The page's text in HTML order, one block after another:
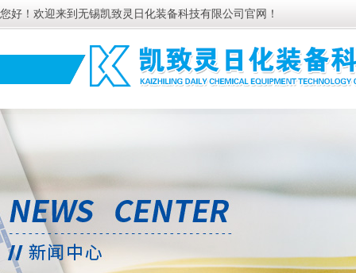
您好！欢迎来到无锡凯致灵日化装备科技有限公司官网！